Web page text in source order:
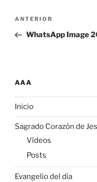
Navegación
entradas
Entrada
anterior:
ANTERIOR
WhatsApp Image
AAA
Inicio
Sagrado Corazón de
Vídeos
Posts
Evangelio del día